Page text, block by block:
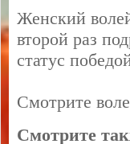
Женский
второй раз
статус
Смотрите
Смотрите